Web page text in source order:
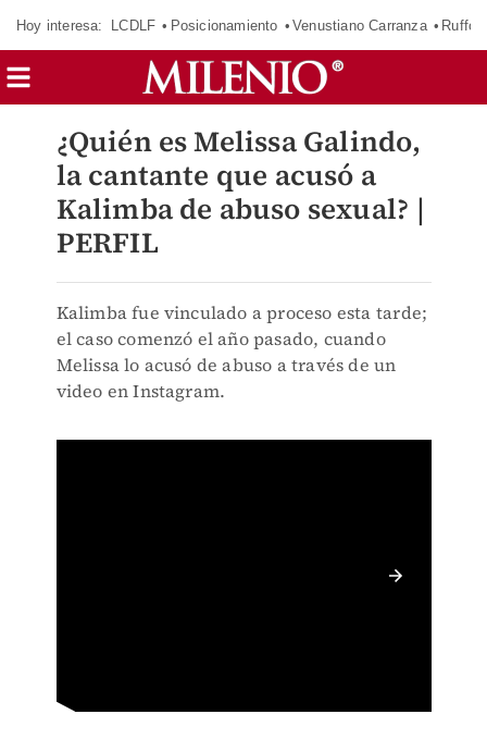
Hoy interesa: LCDLF Posicionamiento Venustiano Carranza Ruffo
¿Quién es Melissa Galindo,
la cantante que acusó a
Kalimba de abuso sexual? |
PERFIL
Kalimba fue vinculado a proceso esta tarde;
el caso comenzó el año pasado, cuando
Melissa lo acusó de abuso a través de un
video en Instagram.